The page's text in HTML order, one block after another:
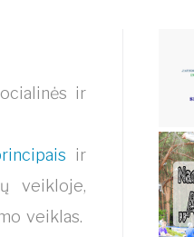
ir
ir
veikloje,
veiklas.